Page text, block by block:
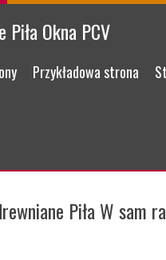
Okna PCV
Przykładowa strona
Piła W sam